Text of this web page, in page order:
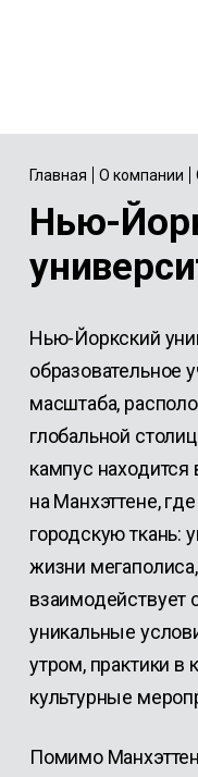
Главная О компании
Нью-
Нью-Йоркский
образовательное
масштаба,
глобальной
кампус
на Манхэттене,
городскую ткань:
жизни
взаимодействует
уникальные
утром, практики
культурные
Помимо